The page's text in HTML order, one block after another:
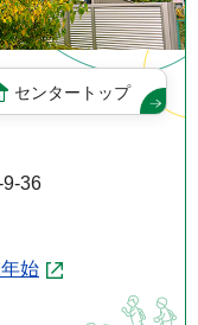
センタートップ
36
始